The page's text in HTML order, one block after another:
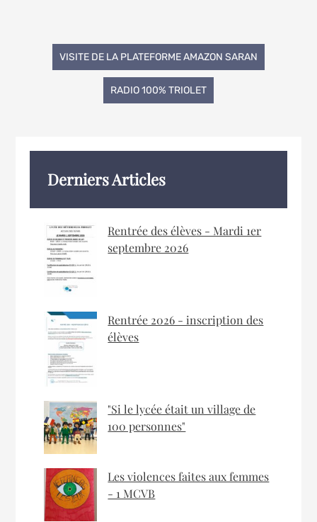
Navigation
VISITE DE LA PLATEFORME AMAZON SARAN
RADIO 100% TRIOLET
Derniers Articles
Rentrée des élèves - Mardi 1er
septembre 2026
Rentrée 2026 - inscription des
élèves
"Si le lycée était un village de
100 personnes"
Les violences faites aux femmes
- 1 MCVB